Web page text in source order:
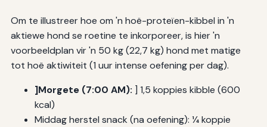
Om te illustreer hoe om 'n hoë-proteïen-kibbel in 'n
aktiewe hond se roetine te inkorporeer, is hier 'n
voorbeeldplan vir 'n 50 kg (22,7 kg) hond met matige
tot hoë aktiwiteit (1 uur intense oefening per dag).
]Morgete (7:00 AM): ] 1,5 koppies kibble (600
kcal)
Middag herstel snack (na oefening): 1⁄4 koppie